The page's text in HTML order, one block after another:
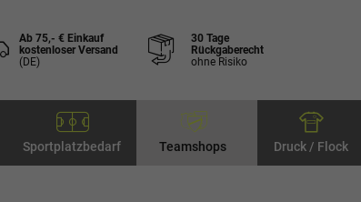
Ab 75,- € Einkauf
kostenloser Versand
(DE)
30 Tage
Rückgaberecht
ohne Risiko
Sportplatzbedarf Teamshops Druck / Flock